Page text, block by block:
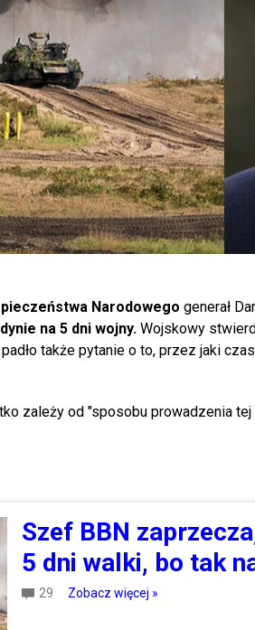
Narodowego generał
na 5 dni wojny. Wojskowy
także pytanie o to, przez jaki
zależy od "sposobu prowadzenia tej
Szef BBN
5 dni walki, bo tak
29 Zobacz więcej »